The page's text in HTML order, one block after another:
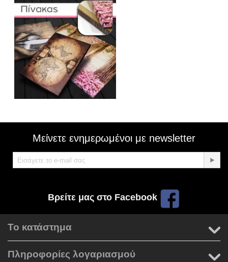
Μείνετε ενημερωμένοι με newsletter
Βρείτε μας στο Facebook
Το κατάστημα
Πληροφορίες λογαριασμού